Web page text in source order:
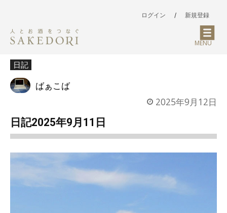
ログイン / 新規登録
MENU
日記
ばぁこば
2025年9月12日
日記2025年9月11日